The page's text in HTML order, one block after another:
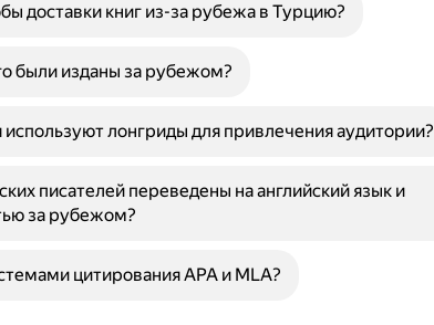
доставки книг из-за рубежа в Турцию?
были изданы за рубежом?
лонгриды для привлечения аудитории?
писателей переведены на английский язык и
за рубежом?
цитирования APA и MLA?